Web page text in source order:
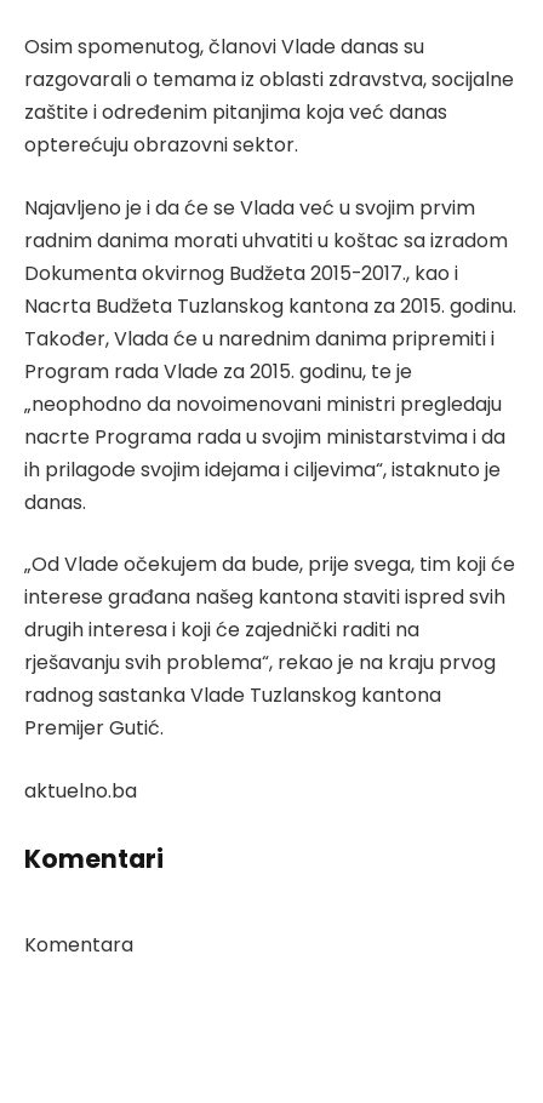
Osim spomenutog, članovi Vlade danas su
razgovarali o temama iz oblasti zdravstva, socijalne
zaštite i određenim pitanjima koja već danas
opterećuju obrazovni sektor.
Najavljeno je i da će se Vlada već u svojim prvim
radnim danima morati uhvatiti u koštac sa izradom
Dokumenta okvirnog Budžeta 2015-2017., kao i
Nacrta Budžeta Tuzlanskog kantona za 2015. godinu.
Također, Vlada će u narednim danima pripremiti i
Program rada Vlade za 2015. godinu, te je
„neophodno da novoimenovani ministri pregledaju
nacrte Programa rada u svojim ministarstvima i da
ih prilagode svojim idejama i ciljevima“, istaknuto je
danas.
„Od Vlade očekujem da bude, prije svega, tim koji će
interese građana našeg kantona staviti ispred svih
drugih interesa i koji će zajednički raditi na
rješavanju svih problema“, rekao je na kraju prvog
radnog sastanka Vlade Tuzlanskog kantona
Premijer Gutić.
aktuelno.ba
Komentari
Komentara